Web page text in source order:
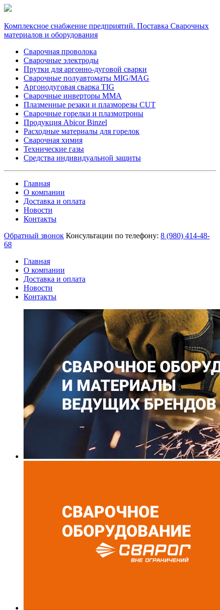
Комплексное снабжение предприятий. Поставка Сварочных
материалов и оборудования
Сварочная проволока
Сварочные электроды
Прутки для аргонно-дуговой сварки
Сварочные полуавтоматы MIG/MAG
Аргонодуговая сварка TIG
Сварочные инверторы MMA
Плазменные резаки и плазморезы CUT
Сварочные горелки и плазмотроны
Продукция Abicor Binzel
Расходные материалы для горелок
Сварочная химия
Технические газы
Средства индивидуальной защиты
Главная
О компании
Доставка и оплата
Новости
Контакты
Обратный звонок Консультации по телефону: 8 (980) 414-48-
68
Главная
О компании
Доставка и оплата
Новости
Контакты